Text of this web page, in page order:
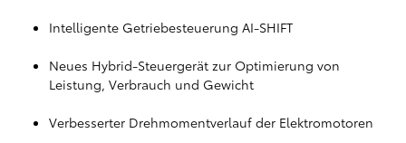
Intelligente Getriebesteuerung AI-SHIFT
Neues Hybrid-Steuergerät zur Optimierung von
Leistung, Verbrauch und Gewicht
Verbesserter Drehmomentverlauf der Elektromotoren